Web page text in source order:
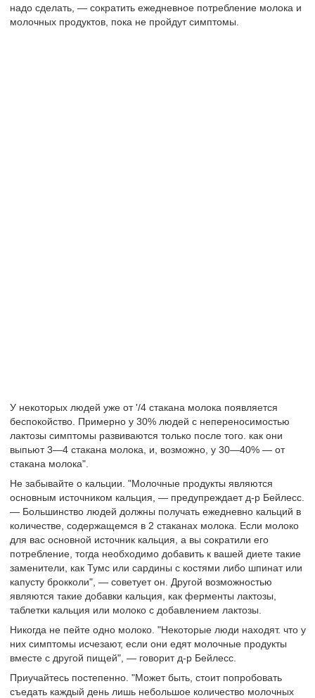
надо сделать, — сократить ежедневное потребление молока и
молочных продуктов, пока не пройдут симптомы.
У некоторых людей уже от '/4 стакана молока появляется
беспокойство. Примерно у 30% людей с непереносимостью
лактозы симптомы развиваются только после того. как они
выпьют 3—4 стакана молока, и, возможно, у 30—40% — от
стакана молока".
Не забывайте о кальции. "Молочные продукты являются
основным источником кальция, — предупреждает д-р Бейлесс.
— Большинство людей должны получать ежедневно кальций в
количестве, содержащемся в 2 стаканах молока. Если молоко
для вас основной источник кальция, а вы сократили его
потребление, тогда необходимо добавить к вашей диете такие
заменители, как Тумс или сардины с костями либо шпинат или
капусту брокколи", — советует он. Другой возможностью
являются такие добавки кальция, как ферменты лактозы,
таблетки кальция или молоко с добавлением лактозы.
Никогда не пейте одно молоко. "Некоторые люди находят. что у
них симптомы исчезают, если они едят молочные продукты
вместе с другой пищей", — говорит д-р Бейлесс.
Приучайтесь постепенно. "Может быть, стоит попробовать
съедать каждый день лишь небольшое количество молочных